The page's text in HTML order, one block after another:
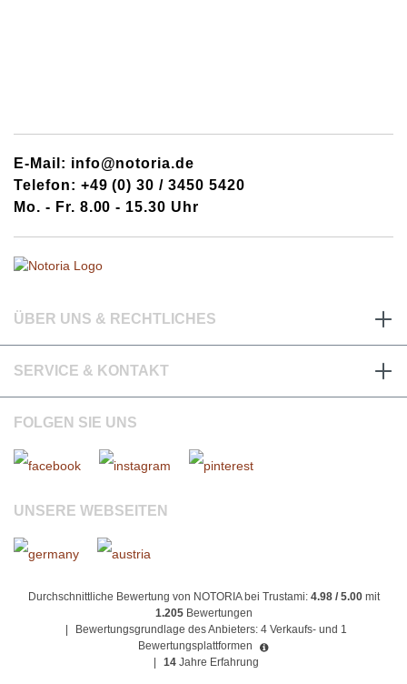
E-Mail: info@notoria.de
Telefon: +49 (0) 30 / 3450 5420
Mo. - Fr. 8.00 - 15.30 Uhr
ÜBER UNS & RECHTLICHES
SERVICE & KONTAKT
FOLGEN SIE UNS
UNSERE WEBSEITEN
Durchschnittliche Bewertung von NOTORIA bei Trustami: 4.98 / 5.00mit
1.205 Bewertungen
Bewertungsgrundlage des Anbieters: 4 Verkaufs- und 1
Bewertungsplattformen
14 Jahre Erfahrung